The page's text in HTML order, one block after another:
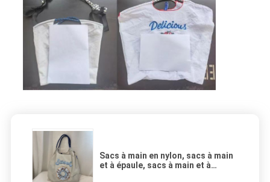
Sacs à main en nylon, sacs à main
et à épaule, sacs à main et à